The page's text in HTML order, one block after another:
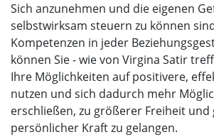
Sich anzunehmen und die eigenen
selbstwirksam steuern zu können
Kompetenzen in jeder
können Sie - wie von Virgina Satir
Ihre Möglichkeiten auf positivere,
nutzen und sich dadurch mehr
erschließen, zu größerer Freiheit
persönlicher Kraft zu gelangen.